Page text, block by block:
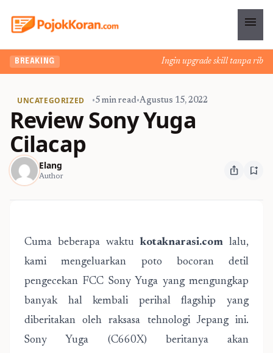
menu
BREAKING Ingin upgrade skill tanpa ribet?
UNCATEGORIZED •5 min read•Agustus 15, 2022
Review Sony Yuga
Cilacap
Elang
Author ios_share bookmark_add
Cuma beberapa waktu kotaknarasi.com lalu,
kami mengeluarkan poto bocoran detil
pengecekan FCC Sony Yuga yang mengungkap
banyak hal kembali perihal flagship yang
diberitakan oleh raksasa tehnologi Jepang ini.
Sony Yuga (C660X) beritanya akan